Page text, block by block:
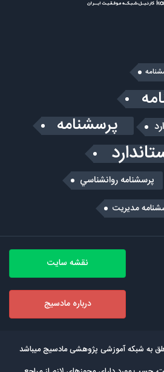
پرسشنامه
پرسشنامه روانشناسي
مدیریت
نقشه سایت
درباره مادسیج
به شبکه آموزشی پژوهشی مادسیج میباشد